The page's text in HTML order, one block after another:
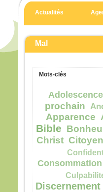
Actualités
Mal
Mots-clés
Adolescence
prochain
Apparence
Bible
Christ
Consommation
Discernement